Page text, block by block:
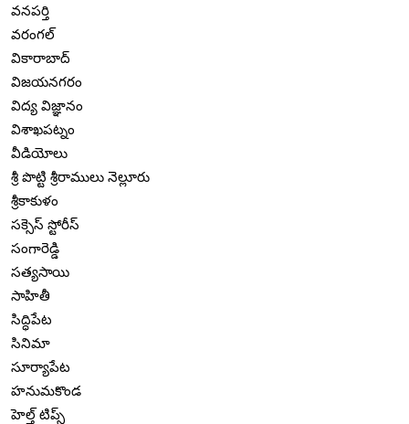
వనపర్తి
వరంగల్
వికారాబాద్
విజయనగరం
విద్య విజ్ఞానం
విశాఖపట్నం
వీడియోలు
శ్రీ పొట్టి శ్రీరాములు నెల్లూరు
శ్రీకాకుళం
సక్సెస్ స్టోరీస్
సంగారెడ్డి
సత్యసాయి
సాహితీ
సిద్ధిపేట
సినిమా
సూర్యాపేట
హనుమకొండ
హెల్త్ టిప్స్